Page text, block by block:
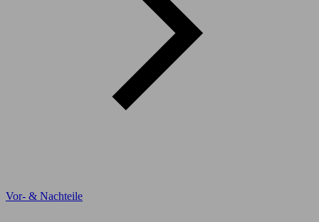
Vor- & Nachteile